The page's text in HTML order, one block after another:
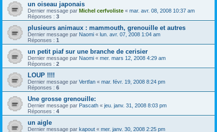
un oiseau japonais
Dernier message par Michel cerfvoliste « mar. avr. 08, 2008 10:37 am
Réponses : 3
plusieurs animaux : mammouth, grenouille et autres
Dernier message par Naomi « lun. avr. 07, 2008 1:04 am
Réponses : 1
un petit piaf sur une branche de cerisier
Dernier message par Naomi « mer. mars 12, 2008 4:29 am
Réponses : 2
LOUP !!!!
Dernier message par Vertfan « mar. févr. 19, 2008 8:24 pm
Réponses : 6
Une grosse grenouille:
Dernier message par Pascath « jeu. janv. 31, 2008 8:03 pm
Réponses : 4
un aigle
Dernier message par kapout « mer. janv. 30, 2008 2:25 pm